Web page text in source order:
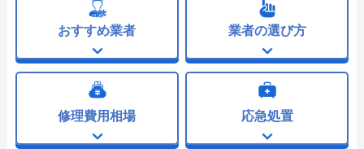
おすすめ業者 業者の選び方
修理費用相場 応急処置